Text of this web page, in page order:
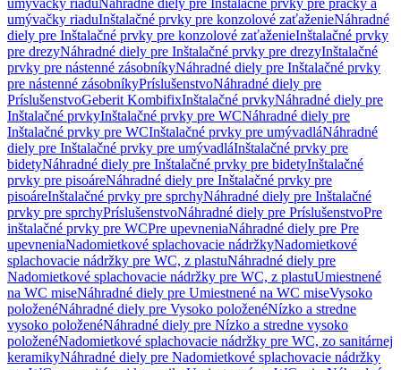
umývačky riaduNáhradné diely pre Inštalačné prvky pre práčky a
umývačky riaduInštalačné prvky pre konzolové zaťaženieNáhradné
diely pre Inštalačné prvky pre konzolové zaťaženieInštalačné prvky
pre drezyNáhradné diely pre Inštalačné prvky pre drezyInštalačné
prvky pre nástenné zásobníkyNáhradné diely pre Inštalačné prvky
pre nástenné zásobníkyPríslušenstvoNáhradné diely pre
PríslušenstvoGeberit KombifixInštalačné prvkyNáhradné diely pre
Inštalačné prvkyInštalačné prvky pre WCNáhradné diely pre
Inštalačné prvky pre WCInštalačné prvky pre umývadláNáhradné
diely pre Inštalačné prvky pre umývadláInštalačné prvky pre
bidetyNáhradné diely pre Inštalačné prvky pre bidetyInštalačné
prvky pre pisoáreNáhradné diely pre Inštalačné prvky pre
pisoáreInštalačné prvky pre sprchyNáhradné diely pre Inštalačné
prvky pre sprchyPríslušenstvoNáhradné diely pre PríslušenstvoPre
inštalačné prvky pre WCPre upevneniaNáhradné diely pre Pre
upevneniaNadomietkové splachovacie nádržkyNadomietkové
splachovacie nádržky pre WC, z plastuNáhradné diely pre
Nadomietkové splachovacie nádržky pre WC, z plastuUmiestnené
na WC miseNáhradné diely pre Umiestnené na WC miseVysoko
položenéNáhradné diely pre Vysoko položenéNízko a stredne
vysoko položenéNáhradné diely pre Nízko a stredne vysoko
položenéNadomietkové splachovacie nádržky pre WC, zo sanitárnej
keramikyNáhradné diely pre Nadomietkové splachovacie nádržky